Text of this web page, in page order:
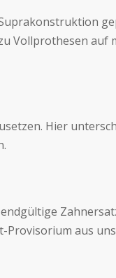
Vollprothesen auf
Hier
aus